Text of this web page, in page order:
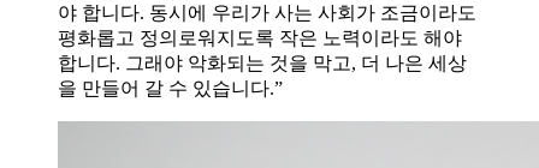
야 합니다. 동시에 우리가 사는 사회가 조금이라도
평화롭고 정의로워지도록 작은 노력이라도 해야
합니다. 그래야 악화되는 것을 막고, 더 나은 세상
을 만들어 갈 수 있습니다.”